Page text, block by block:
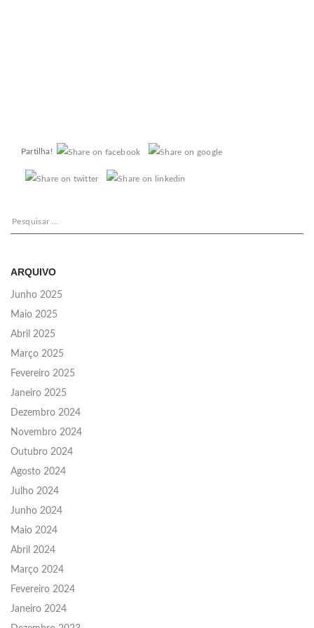
Partilha!
Pesquisar
por:
ARQUIVO
Junho 2025
Maio 2025
Abril 2025
Março 2025
Fevereiro 2025
Janeiro 2025
Dezembro 2024
Novembro 2024
Outubro 2024
Agosto 2024
Julho 2024
Junho 2024
Maio 2024
Abril 2024
Março 2024
Fevereiro 2024
Janeiro 2024